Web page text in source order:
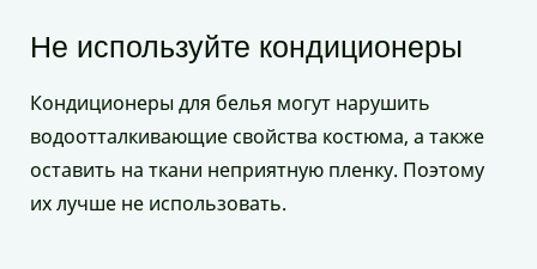
Не используйте кондиционеры
Кондиционеры для белья могут нарушить
водоотталкивающие свойства костюма, а также
оставить на ткани неприятную пленку. Поэтому
их лучше не использовать.